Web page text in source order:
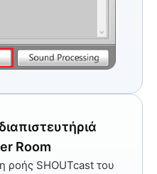
Room
ροής SHOUTcast του